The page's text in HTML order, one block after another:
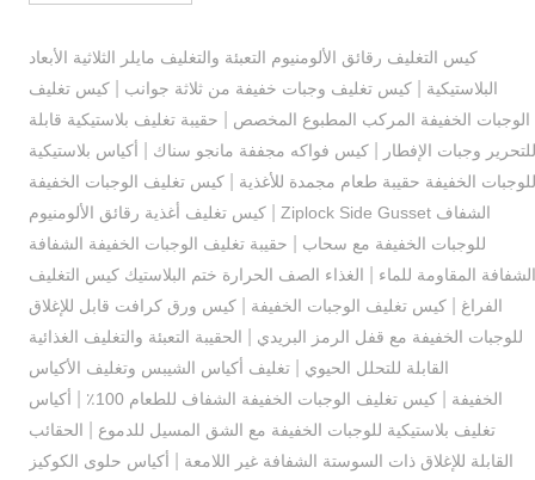
كيس التغليف رقائق الألومنيوم التعبئة والتغليف مايلر الثلاثية الأبعاد
البلاستيكية |كيس تغليف وجبات خفيفة من ثلاثة جوانب |كيس تغليف
الوجبات الخفيفة المركب المطبوع المخصص
حقيبة تغليف بلاستيكية قابلة
للتحرير وجبات الإفطار
|كيس فواكه مجففة مانجو سناك
أكياس بلاستيكية
للوجبات الخفيفة حقيبة طعام مجمدة للأغذية |كيس تغليف الوجبات الخفيفة
الشفاف Ziplock Side Gusset
|كيس تغليف أغذية رقائق الألومنيوم
للوجبات الخفيفة مع سحاب
حقيبة تغليف الوجبات الخفيفة الشفافة
الشفافة المقاومة للماء
الغذاء الصف الحرارة ختم البلاستيك كيس التغليف
الفراغ |كيس تغليف الوجبات الخفيفة |كيس ورق كرافت قابل للإغلاق
للوجبات الخفيفة مع قفل الرمز البريدي
الحقيبة التعبئة والتغليف الغذائية
القابلة للتحلل الحيوي |تغليف أكياس الشيبس وتغليف الأكياس
الخفيفة |كيس تغليف الوجبات الخفيفة الشفاف للطعام 100٪
أكياس
تغليف بلاستيكية للوجبات الخفيفة مع الشق المسيل للدموع
الحقائب
القابلة للإغلاق ذات السوستة الشفافة غير اللامعة
أكياس حلوى الكوكيز